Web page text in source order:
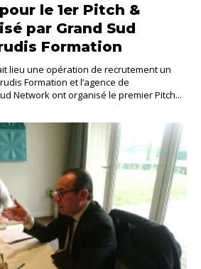
le 1er Pitch &
par Grand Sud
Formation
lieu une opération de recrutement un
Formation et l’agence de
Network ont organisé le premier Pitch...